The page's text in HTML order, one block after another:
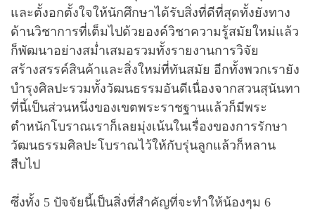
และตั้งอกตั้งใจให้นักศึกษาได้รับสิ่งที่ดีที่สุดทั้งยังทาง
ด้านวิชาการที่เต็มไปด้วยองค์วิชาความรู้สมัยใหม่แล้ว
ก็พัฒนาอย่างสม่ำเสมอรวมทั้งรายงานการวิจัย
สร้างสรรค์สินค้าและสิ่งใหม่ที่ทันสมัย อีกทั้งพวกเรายัง
บำรุงศิลปะรวมทั้งวัฒนธรรมอันดีเนื่องจากสวนสุนันทา
ที่นี้เป็นส่วนหนึ่งของเขตพระราชฐานแล้วก็มีพระ
ตำหนักโบราณเราก็เลยมุ่งเน้นในเรื่องของการรักษา
วัฒนธรรมศิลปะโบราณไว้ให้กับรุ่นลูกแล้วก็หลาน
สืบไป
ซึ่งทั้ง 5 ปัจจัยนี้เป็นสิ่งที่สำคัญที่จะทำให้น้องๆม 6